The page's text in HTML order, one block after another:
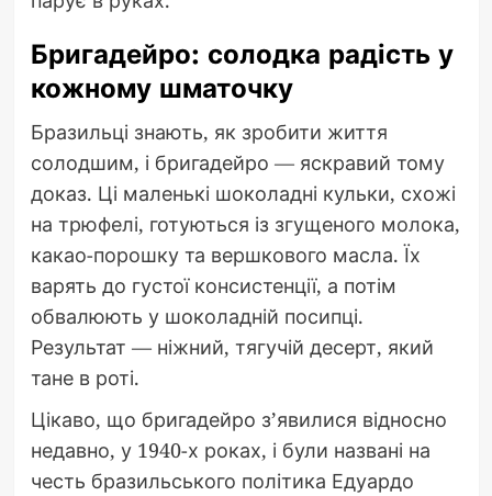
Бригадейро: солодка радість у
кожному шматочку
Бразильці знають, як зробити життя
солодшим, і бригадейро — яскравий тому
доказ. Ці маленькі шоколадні кульки, схожі
на трюфелі, готуються із згущеного молока,
какао-порошку та вершкового масла. Їх
варять до густої консистенції, а потім
обвалюють у шоколадній посипці.
Результат — ніжний, тягучій десерт, який
тане в роті.
Цікаво, що бригадейро з’явилися відносно
недавно, у 1940-х роках, і були названі на
честь бразильського політика Едуардо